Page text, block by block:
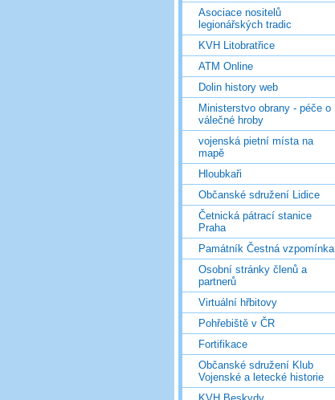
Asociace nositelů
legionářských tradic
KVH Litobratřice
ATM Online
Dolin history web
Ministerstvo obrany - péče o
válečné hroby
vojenská pietní místa na
mapě
Hloubkaři
Občanské sdružení Lidice
Četnická pátrací stanice
Praha
Památník Čestná vzpomínka
Osobní stránky členů a
partnerů
Virtuální hřbitovy
Pohřebiště v ČR
Fortifikace
Občanské sdružení Klub
Vojenské a letecké historie